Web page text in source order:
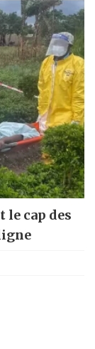
le cap des